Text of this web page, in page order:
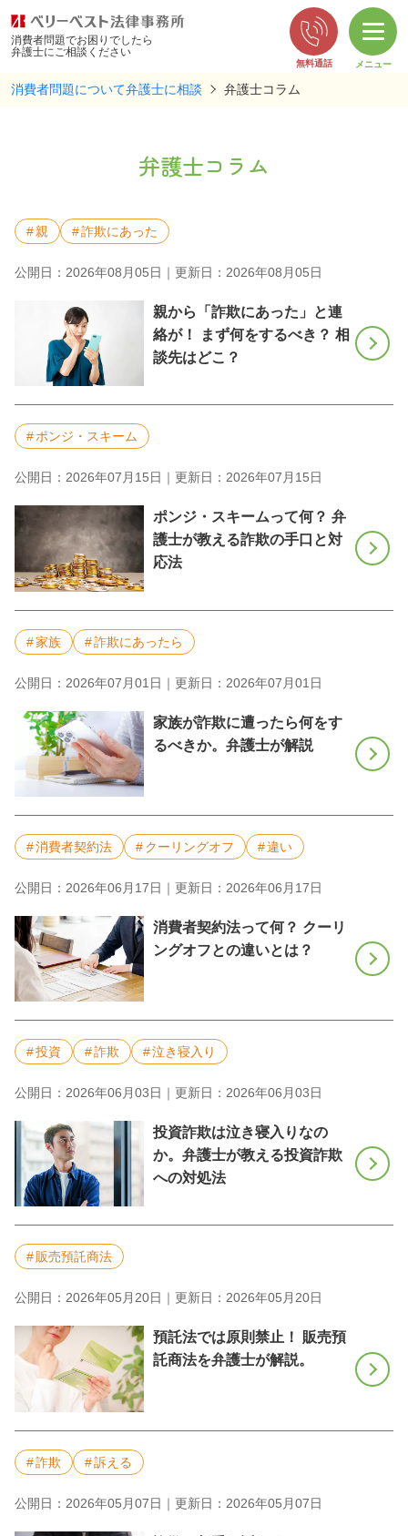
消費者問題でお困りでしたら
弁護士にご相談ください
メニュー
消費者問題について弁護士に相談 弁護士コラム
弁護士コラム
親 詐欺にあった
公開日：2026年08月05日｜更新日：2026年08月05日
親から「詐欺にあった」と連
絡が！ まず何をするべき？ 相
談先はどこ？
ポンジ・スキーム
公開日：2026年07月15日｜更新日：2026年07月15日
ポンジ・スキームって何？ 弁
護士が教える詐欺の手口と対
応法
家族 詐欺にあったら
公開日：2026年07月01日｜更新日：2026年07月01日
家族が詐欺に遭ったら何をす
るべきか。弁護士が解説
消費者契約法 クーリングオフ 違い
公開日：2026年06月17日｜更新日：2026年06月17日
消費者契約法って何？ クーリ
ングオフとの違いとは？
投資 詐欺 泣き寝入り
公開日：2026年06月03日｜更新日：2026年06月03日
投資詐欺は泣き寝入りなの
か。弁護士が教える投資詐欺
への対処法
販売預託商法
公開日：2026年05月20日｜更新日：2026年05月20日
預託法では原則禁止！ 販売預
託商法を弁護士が解説。
詐欺 訴える
公開日：2026年05月07日｜更新日：2026年05月07日